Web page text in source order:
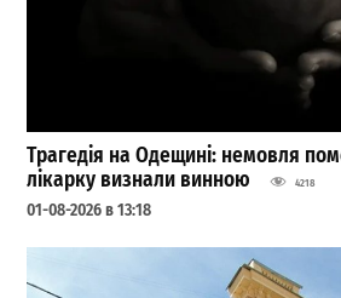
Трагедія на Одещині: немовля
лікарку визнали винною
4218
01-08-2026 в 13:18